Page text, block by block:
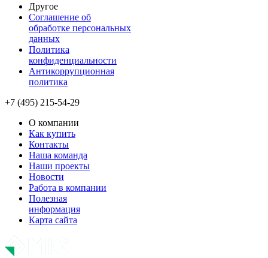
Другое
Соглашение об
обработке персональных
данных
Политика
конфиденциальности
Антикоррупционная
политика
+7 (495) 215-54-29
О компании
Как купить
Контакты
Наша команда
Наши проекты
Новости
Работа в компании
Полезная
информация
Карта сайта